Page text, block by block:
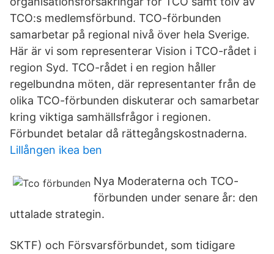
TCO:s medlemsförbund. TCO-förbunden
samarbetar på regional nivå över hela Sverige.
Här är vi som representerar Vision i TCO-rådet i
region Syd. TCO-rådet i en region håller
regelbundna möten, där representanter från de
olika TCO-förbunden diskuterar och samarbetar
kring viktiga samhällsfrågor i regionen.
Förbundet betalar då rättegångskostnaderna.
Lillången ikea ben
Nya Moderaterna och TCO-
förbunden under senare år: den
uttalade strategin.
SKTF) och Försvarsförbundet, som tidigare